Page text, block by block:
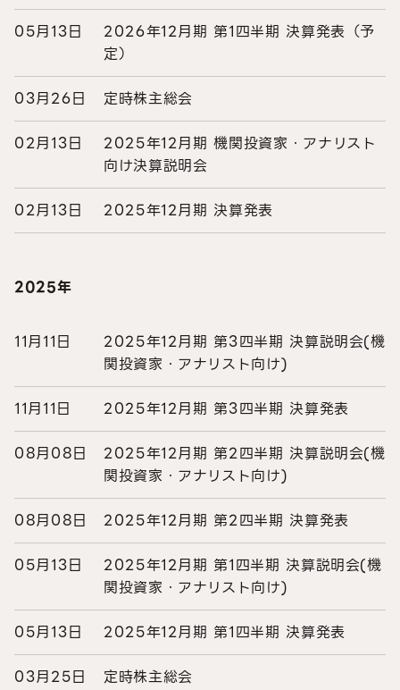
05月13日
2026年12月期 第1四半期 決算発表（予
定）
03月26日
定時株主総会
02月13日
2025年12月期 機関投資家・アナリスト
向け決算説明会
02月13日
2025年12月期 決算発表
2025年
11月11日
2025年12月期 第3四半期 決算説明会(機
関投資家・アナリスト向け)
11月11日
2025年12月期 第3四半期 決算発表
08月08日
2025年12月期 第2四半期 決算説明会(機
関投資家・アナリスト向け)
08月08日
2025年12月期 第2四半期 決算発表
05月13日
2025年12月期 第1四半期 決算説明会(機
関投資家・アナリスト向け)
05月13日
2025年12月期 第1四半期 決算発表
03月25日
定時株主総会